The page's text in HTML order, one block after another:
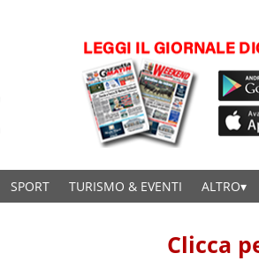
SPORT TURISMO & EVENTI ALTRO
Clicca